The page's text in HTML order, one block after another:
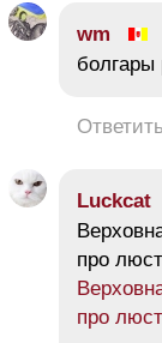
wm
болгары
Ответить
Luckcat
про
про